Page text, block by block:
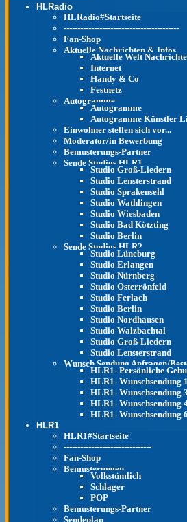
HLRadio
HLRadio#Startseite
------------------------------------------
Fan-Shop
Aktuelle Nachrichten & Infos
Aktuelle Welt
Internet
Handy & Co
Festnetz
Autogramme
Autogramme
Autogramme Künstler
Einwohner stellen sich vor...
Moderator/in Bewerbung
Bemusterungs-Partner
Sende Studios HLR1
Studio Groß-Liedern
Studio Lensterstrand
Studio Sprakensehl
Studio Wathlingen
Studio Wiesbaden
Studio Bad Kötzting
Studio Berlin
Sende Studios HLR2
Studio Lüneburg
Studio Erlangen
Studio Nürnberg
Studio Osterrönfeld
Studio Ferlach
Studio Berlin
Studio Nordhausen
Studio Walzbachtal
Studio Groß-Liedern
Studio Lensterstrand
Wunsch Sendung Anfragen/
HLR1- Persönliche
HLR1- Wunschsendung
HLR1- Wunschsendung
HLR1- Wunschsendung
HLR1- Wunschsendung
HLR1
HLR1#Startseite
--------------------------------
Fan-Shop
Bemusterungen
Volkstümlich
Schlager
POP
Bemusterungs-Partner
Sendeplan